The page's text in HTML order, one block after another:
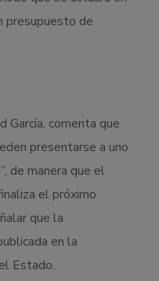
presupuesto de
comenta que
presentarse a uno
de manera que el
el próximo
que la
en la
Estado.